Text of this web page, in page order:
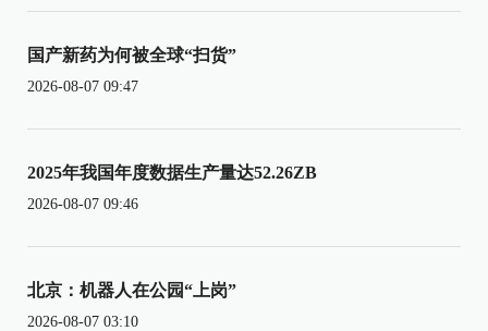
国产新药为何被全球“扫货”
2026-08-07 09:47
2025年我国年度数据生产量达52.26ZB
2026-08-07 09:46
北京：机器人在公园“上岗”
2026-08-07 03:10